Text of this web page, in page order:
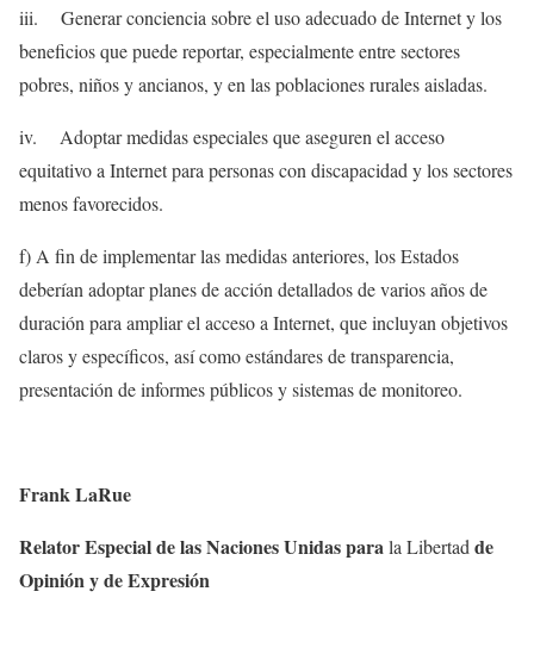
iii. Generar conciencia sobre el uso adecuado de Internet y los
beneficios que puede reportar, especialmente entre sectores
pobres, niños y ancianos, y en las poblaciones rurales aisladas.
iv. Adoptar medidas especiales que aseguren el acceso
equitativo a Internet para personas con discapacidad y los sectores
menos favorecidos.
f) A fin de implementar las medidas anteriores, los Estados
deberían adoptar planes de acción detallados de varios años de
duración para ampliar el acceso a Internet, que incluyan objetivos
claros y específicos, así como estándares de transparencia,
presentación de informes públicos y sistemas de monitoreo.
Frank LaRue
Relator Especial de las Naciones Unidas parala Libertad de
Opinión y de Expresión